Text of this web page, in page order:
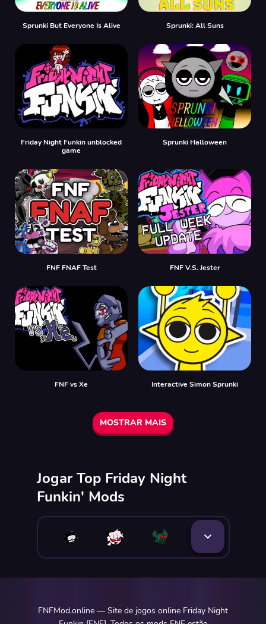
Sprunki But Everyone Is Alive Sprunki: All Suns
Friday Night Funkin unblocked
game
Sprunki Halloween
FNF FNAF Test FNF V.S. Jester
FNF vs Xе Interactive Simon Sprunki
MOSTRAR MAIS
Jogar Top Friday Night
Funkin' Mods
FNFMod.online — Site de jogos online Friday Night